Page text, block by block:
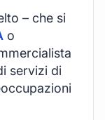
– che si
o
servizi di